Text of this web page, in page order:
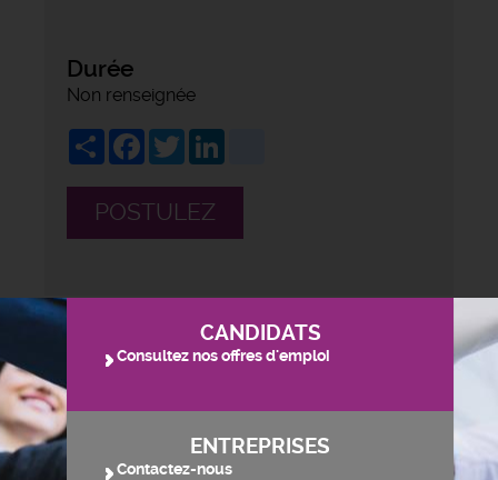
Durée
Non renseignée
ShareFacebook
Twitter
POSTULEZ
CANDIDATS
Consultez nos offres d'emploi
ENTREPRISES
Contactez-nous